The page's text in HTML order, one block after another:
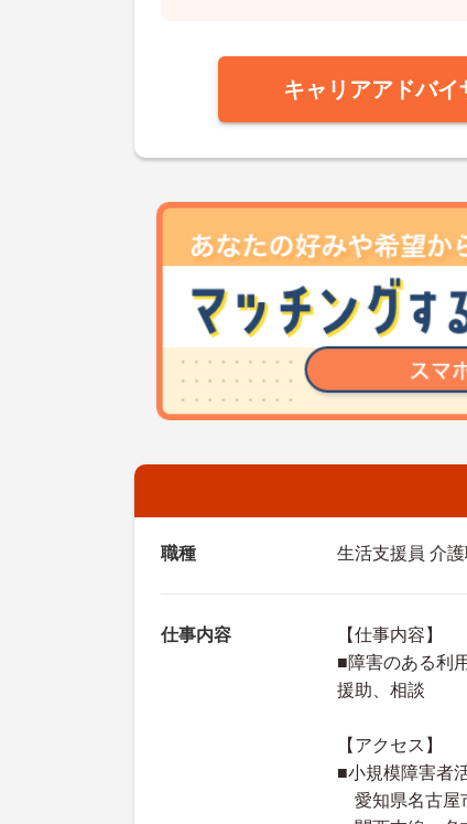
キャリアアドバイ
職種 生活支援員 介
仕事内容
【仕事内容】
■障害のある利
援助、相談
【アクセス】
■小規模障害者
愛知県名古屋